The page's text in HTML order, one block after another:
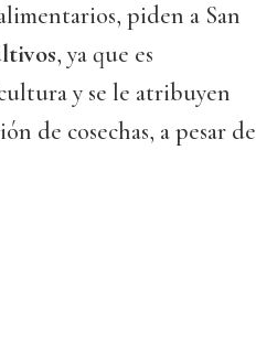
piden a San
, ya que es
y se le atribuyen
de cosechas, a pesar de